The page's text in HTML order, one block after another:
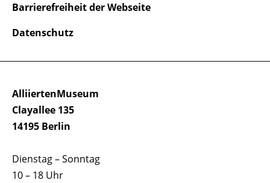
AlliiertenMuseum
Clayallee 135
14195 Berlin
Dienstag – Sonntag
10 – 18 Uhr
Barrierefreiheit der Webseite
Datenschutz